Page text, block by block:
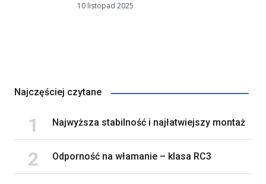
10 listopad 2025
Najczęściej czytane
Najwyższa stabilność i najłatwiejszy montaż
Odporność na włamanie – klasa RC3